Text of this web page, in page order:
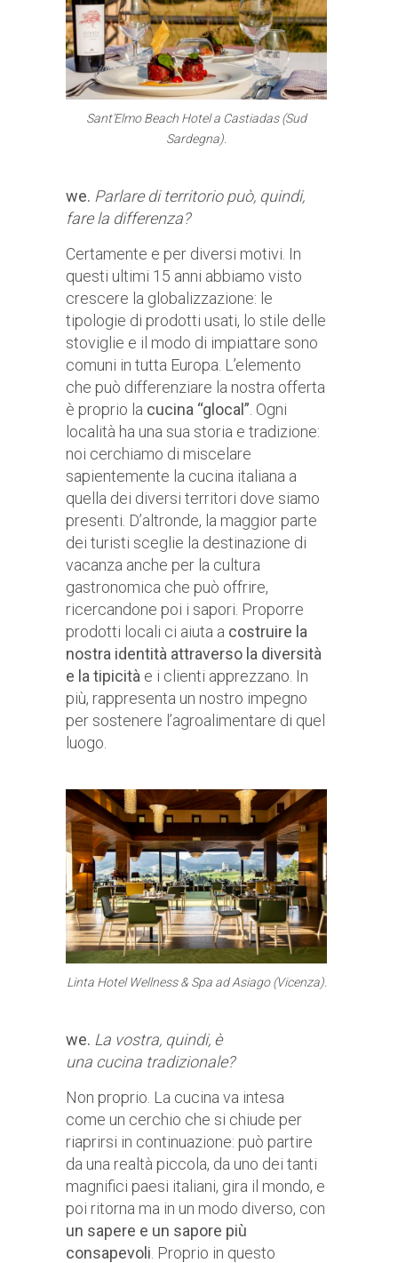
Sant’Elmo Beach Hotel a Castiadas (Sud
Sardegna).
we. Parlare di territorio può, quindi,
fare la differenza?
Certamente e per diversi motivi. In
questi ultimi 15 anni abbiamo visto
crescere la globalizzazione: le
tipologie di prodotti usati, lo stile delle
stoviglie e il modo di impiattare sono
comuni in tutta Europa. L’elemento
che può differenziare la nostra offerta
è proprio la cucina “glocal” . Ogni
località ha una sua storia e tradizione:
noi cerchiamo di miscelare
sapientemente la cucina italiana a
quella dei diversi territori dove siamo
presenti. D’altronde, la maggior parte
dei turisti sceglie la destinazione di
vacanza anche per la cultura
gastronomica che può offrire,
ricercandone poi i sapori. Proporre
prodotti locali ci aiuta a costruire la
nostra identità attraverso la diversità
e la tipicità e i clienti apprezzano. In
più, rappresenta un nostro impegno
per sostenere l’agroalimentare di quel
luogo.
Linta Hotel Wellness & Spa ad Asiago (Vicenza).
we. La vostra, quindi, è
una cucina tradizionale?
Non proprio. La cucina va intesa
come un cerchio che si chiude per
riaprirsi in continuazione: può partire
da una realtà piccola, da uno dei tanti
magnifici paesi italiani, gira il mondo, e
poi ritorna ma in un modo diverso, con
un sapere e un sapore più
consapevoli . Proprio in questo